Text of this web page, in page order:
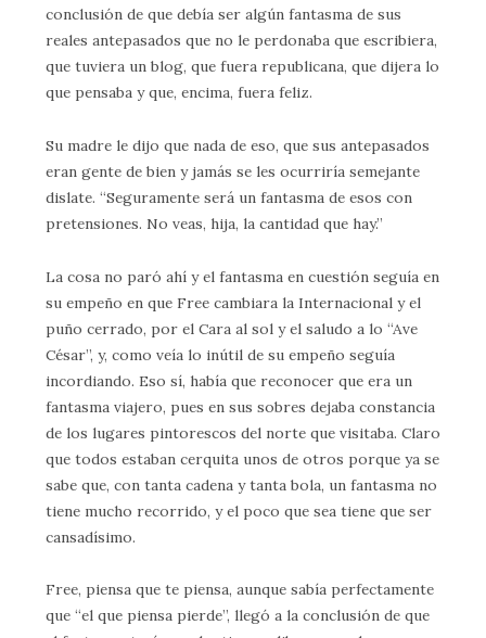
conclusión de que debía ser algún fantasma de sus
reales antepasados que no le perdonaba que escribiera,
que tuviera un blog, que fuera republicana, que dijera lo
que pensaba y que, encima, fuera feliz.
Su madre le dijo que nada de eso, que sus antepasados
eran gente de bien y jamás se les ocurriría semejante
dislate. “Seguramente será un fantasma de esos con
pretensiones. No veas, hija, la cantidad que hay.”
La cosa no paró ahí y el fantasma en cuestión seguía en
su empeño en que Free cambiara la Internacional y el
puño cerrado, por el Cara al sol y el saludo a lo “Ave
César”, y, como veía lo inútil de su empeño seguía
incordiando. Eso sí, había que reconocer que era un
fantasma viajero, pues en sus sobres dejaba constancia
de los lugares pintorescos del norte que visitaba. Claro
que todos estaban cerquita unos de otros porque ya se
sabe que, con tanta cadena y tanta bola, un fantasma no
tiene mucho recorrido, y el poco que sea tiene que ser
cansadísimo.
Free, piensa que te piensa, aunque sabía perfectamente
que “el que piensa pierde”, llegó a la conclusión de que